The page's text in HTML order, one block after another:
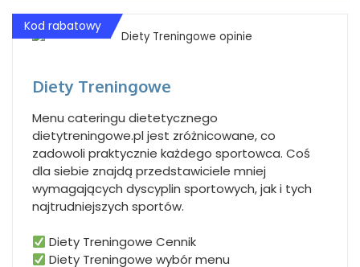
Kod rabatowy
Diety Treningowe
Menu cateringu dietetycznego
dietytreningowe.pl jest zróżnicowane, co
zadowoli praktycznie każdego sportowca. Coś
dla siebie znajdą przedstawiciele mniej
wymagających dyscyplin sportowych, jak i tych
najtrudniejszych sportów.
Diety Treningowe Cennik
Diety Treningowe wybór menu